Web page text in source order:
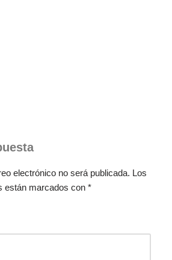
electrónico no será publicada. Los
están marcados con *